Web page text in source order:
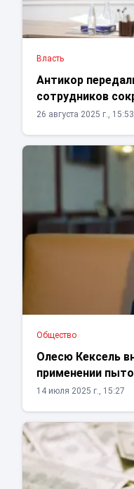
Власть
Антикор
сотрудников
26 августа 2025 г., 15:53
Общество
Олесю Кексель
применении
14 июля 2025 г., 15:27